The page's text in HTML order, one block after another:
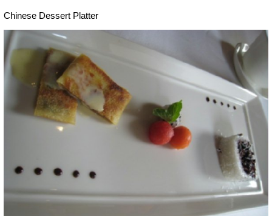
Chinese Dessert Platter